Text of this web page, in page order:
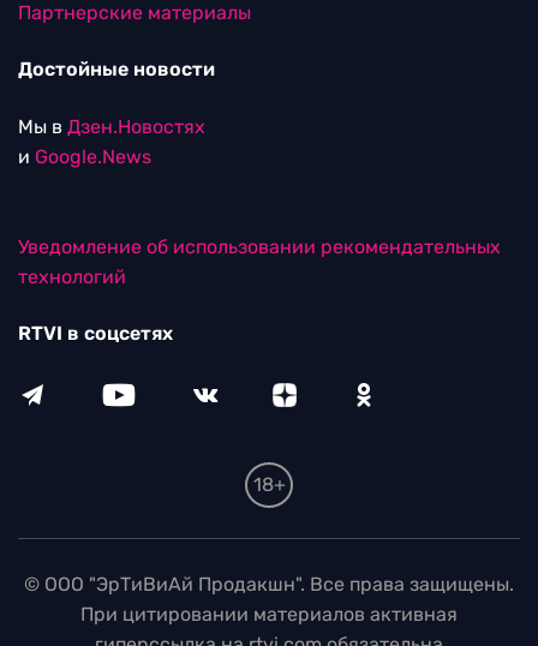
Партнерские материалы
Достойные новости
Мы в Дзен.Новостях
и Google.News
Уведомление об использовании рекомендательных
технологий
RTVI в соцсетях
18+
© ООО "ЭрТиВиАй Продакшн". Все права защищены.
При цитировании материалов активная